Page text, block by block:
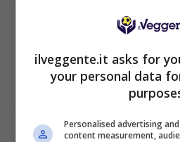
Mostra
ilveggente.it asks for
your personal data
Personalised advertising
content measurement,